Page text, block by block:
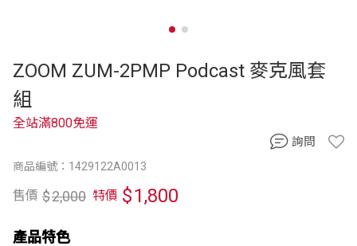
ZOOM ZUM-2PMP Podcast 麥克風套
組
商品編號：1429122A0013
全站滿800免運
售價 $2,000 特價 $1,800
產品特色
詢問